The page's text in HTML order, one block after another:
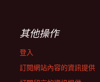
其他操作
登入
訂閱網站內容的資訊提供